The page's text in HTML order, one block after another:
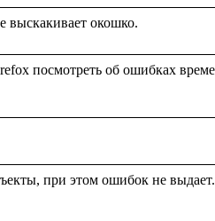
при этом ошибок не выдает.